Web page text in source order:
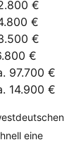
€
€
€
€
97.700 €
14.900 €
eine